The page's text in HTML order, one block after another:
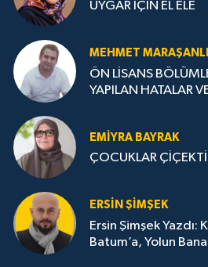
UYGAR İÇİN EL ELE
MEHMET MARAŞANLI
ÖN LİSANS
YAPILAN HATALAR
EMIYRA BAYRAK
ÇOCUKLAR
ERSIN ŞIMŞEK
Ersin Şimşek Yazdı:
Batum’a, Yolun Bana